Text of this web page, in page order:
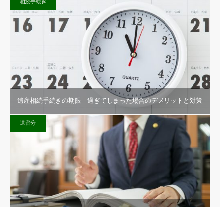
相続手続き
遺産相続手続きの期限｜過ぎてしまった場合のデメリットと対策
遺留分